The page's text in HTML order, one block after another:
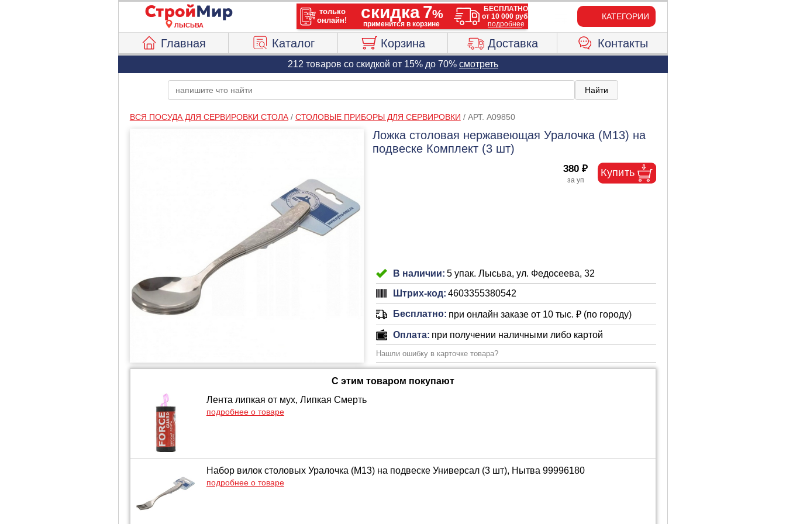
ЛЫСЬВА
КАТЕГОРИИ
Главная Каталог Корзина Доставка Контакты
212 товаров со скидкой от 15% до 70% смотреть
ВСЯ ПОСУДА ДЛЯ СЕРВИРОВКИ СТОЛА/ СТОЛОВЫЕ ПРИБОРЫ ДЛЯ СЕРВИРОВКИ / АРТ. A09850
Ложка столовая нержавеющая Уралочка (М13) на
подвеске Комплект (3 шт)
380 ₽
В наличии: 5 упак. Лысьва, ул. Федосеева, 32
Штрих-код: 4603355380542
Бесплатно: при онлайн заказе от 10 тыс. ₽ (по городу)
Оплата: при получении наличными либо картой
Нашли ошибку в карточке товара?
С этим товаром покупают
Лента липкая от мух, Липкая Смерть
подробнее о товаре
Набор вилок столовых Уралочка (М13) на подвеске Универсал (3 шт), Нытва 99996180
подробнее о товаре